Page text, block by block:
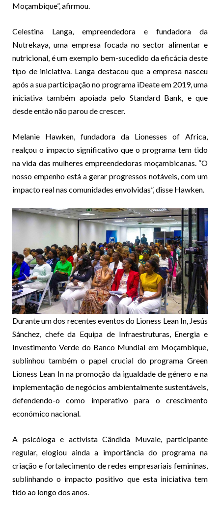
Moçambique”, afirmou.
Celestina Langa, empreendedora e fundadora da
Nutrekaya, uma empresa focada no sector alimentar e
nutricional, é um exemplo bem-sucedido da eficácia deste
tipo de iniciativa. Langa destacou que a empresa nasceu
após a sua participação no programa iDeate em 2019, uma
iniciativa também apoiada pelo Standard Bank, e que
desde então não parou de crescer.
Melanie Hawken, fundadora da Lionesses of Africa,
realçou o impacto significativo que o programa tem tido
na vida das mulheres empreendedoras moçambicanas. “O
nosso empenho está a gerar progressos notáveis, com um
impacto real nas comunidades envolvidas”, disse Hawken.
Durante um dos recentes eventos do Lioness Lean In, Jesús
Sánchez, chefe da Equipa de Infraestruturas, Energia e
Investimento Verde do Banco Mundial em Moçambique,
sublinhou também o papel crucial do programa Green
Lioness Lean In na promoção da igualdade de género e na
implementação de negócios ambientalmente sustentáveis,
defendendo-o como imperativo para o crescimento
económico nacional.
A psicóloga e activista Cândida Muvale, participante
regular, elogiou ainda a importância do programa na
criação e fortalecimento de redes empresariais femininas,
sublinhando o impacto positivo que esta iniciativa tem
tido ao longo dos anos.